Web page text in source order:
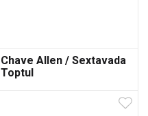
Chave Allen / Sextavada
Toptul